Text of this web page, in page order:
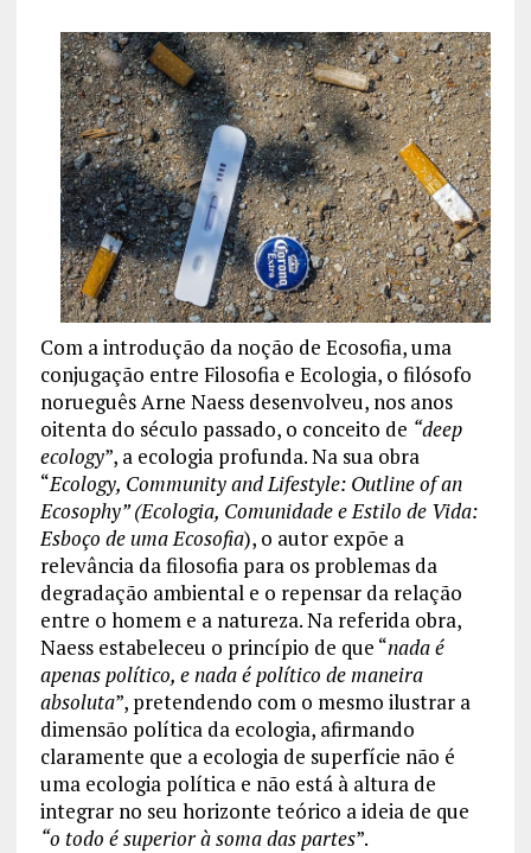
Com a introdução da noção de Ecosofia, uma
conjugação entre Filosofia e Ecologia, o filósofo
norueguês Arne Naess desenvolveu, nos anos
oitenta do século passado, o conceito de “deep
ecology”, a ecologia profunda. Na sua obra
“Ecology, Community and Lifestyle: Outline of an
Ecosophy” (Ecologia, Comunidade e Estilo de Vida:
Esboço de uma Ecosofia), o autor expõe a
relevância da filosofia para os problemas da
degradação ambiental e o repensar da relação
entre o homem e a natureza. Na referida obra,
Naess estabeleceu o princípio de que “nada é
apenas político, e nada é político de maneira
absoluta”, pretendendo com o mesmo ilustrar a
dimensão política da ecologia, afirmando
claramente que a ecologia de superfície não é
uma ecologia política e não está à altura de
integrar no seu horizonte teórico a ideia de que
“o todo é superior à soma das partes”.